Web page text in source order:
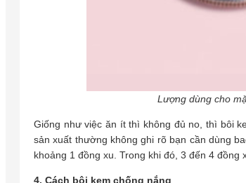
Lượng dùng cho
Giống như việc ăn ít thì không đủ no, thì bôi
sản xuất thường không ghi rõ bạn cần dùng
khoảng 1 đồng xu. Trong khi đó, 3 đến 4
4. Cách bôi kem chống nắng